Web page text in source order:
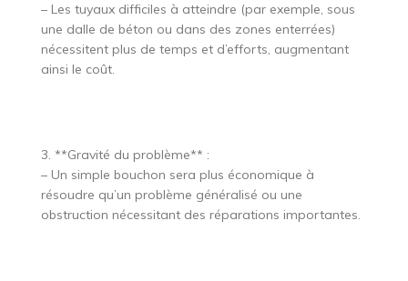
– Les tuyaux difficiles à atteindre (par exemple, sous
une dalle de béton ou dans des zones enterrées)
nécessitent plus de temps et d’efforts, augmentant
ainsi le coût.
3. **Gravité du problème** :
– Un simple bouchon sera plus économique à
résoudre qu’un problème généralisé ou une
obstruction nécessitant des réparations importantes.